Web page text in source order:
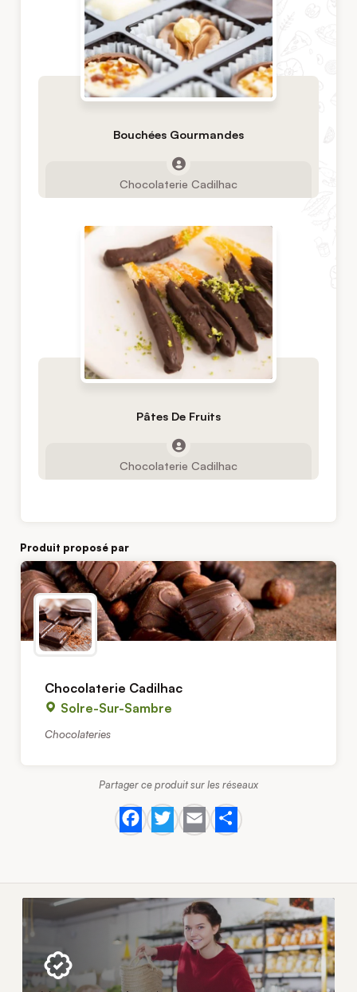
Bouchées Gourmandes
Chocolaterie Cadilhac
Pâtes De Fruits
Chocolaterie Cadilhac
Produit proposé par
Chocolaterie Cadilhac
Solre-Sur-Sambre
Chocolateries
Partager ce produit sur les réseaux
Facebook
Twitter
EmailShare